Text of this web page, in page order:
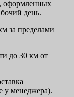
оформленных
день.
за пределами
до 30 км от
у менеджера).